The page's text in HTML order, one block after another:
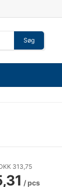
Søg
313,75
/ pcs